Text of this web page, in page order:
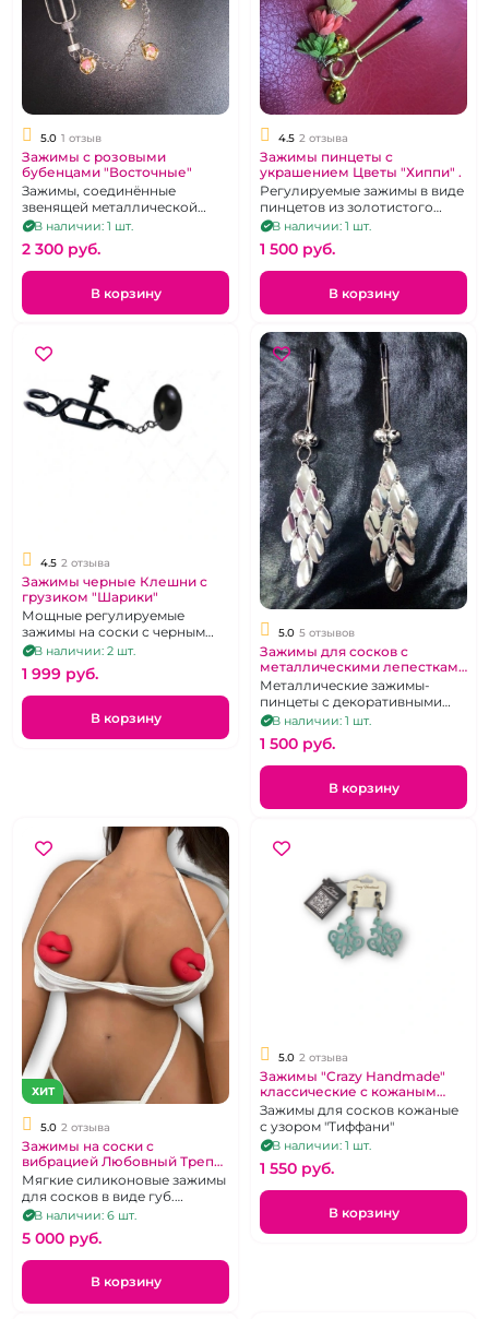
5.0 1 отзыв
Зажимы с розовыми
бубенцами "Восточные"
Зажимы, соединённые
звенящей металлической
цепочкой
В наличии: 1 шт.
2 300 pуб.
В корзину
4.5 2 отзыва
Зажимы пинцеты с
украшением Цветы "Хиппи" .
Регулируемые зажимы в виде
пинцетов из золотистого
металла.
В наличии: 1 шт.
1 500 pуб.
В корзину
4.5 2 отзыва
Зажимы черные Клешни с
грузиком "Шарики"
Мощные регулируемые
зажимы на соски с черным
шариком 50 гр.
В наличии: 2 шт.
1 999 pуб.
В корзину
5.0 5 отзывов
Зажимы для сосков с
металлическими лепестками
и бубенчиками "Лепестки"
Металлические зажимы-
пинцеты с декоративными
подвесками и бубенчиками
В наличии: 1 шт.
1 500 pуб.
В корзину
ХИТ
5.0 2 отзыва
Зажимы на соски с
вибрацией Любовный Трепет
"I-moon" красные губки
перезаряжаемые
Мягкие силиконовые зажимы
для сосков в виде губ.
Красного цвета с вибрацией
на д/у пульте.
В наличии: 6 шт.
5 000 pуб.
В корзину
5.0 2 отзыва
Зажимы "Crazy Handmade"
классические с кожаным
резным узором тиффани
Зажимы для сосков кожаные
с узором "Тиффани"
В наличии: 1 шт.
1 550 pуб.
В корзину